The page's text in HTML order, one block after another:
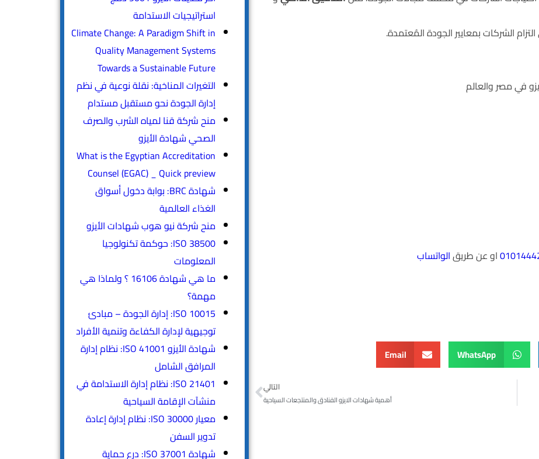
الشركات بمعايير الجودة المُعتمدة.
في مصر والعالم
او عن طريقالواتساب
WhatsApp
Email
التالي
أهمية شهادات الايزو الفنادق والمنتجعات السياحية
استراتيجيات الاستدامة
Climate Change: A Paradigm Shift in
Quality Management Systems
Towards a Sustainable Future
التغيرات المناخية: نقلة نوعية في نظم
إدارة الجودة نحو مستقبل مستدام
منح شركة قنا لمياه الشرب والصرف
الصحي شهادة الأيزو
What is the Egyptian Accreditation
Counsel (EGAC) _ Quick preview
شهادة BRC: بوابة دخول أسواق
الغذاء العالمية
منح شركة نيو هوب شهادات الأيزو
ISO 38500: حوكمة تكنولوجيا
المعلومات
ما هي شهادة 16106 ؟ ولماذا هي
مهمة؟
ISO 10015: إدارة الجودة – مبادئ
توجيهية لإدارة الكفاءة وتنمية الأفراد
شهادة الأيزو ISO 41001: نظام إدارة
المرافق الشامل
ISO 21401: نظام إدارة الاستدامة في
منشآت الإقامة السياحية
معيار ISO 30000: نظام إدارة إعادة
تدوير السفن
شهادة ISO 37001: درع حماية